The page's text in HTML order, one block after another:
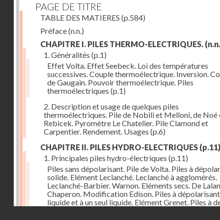
PAGE DE TITRE
TABLE DES MATIERES (p.584)
Préface(n.n.)
CHAPITRE I. PILES THERMO-ELECTRIQUES.
1. Généralités (p.1)
Effet Volta. Effet Seebeck. Loi des températures
successives. Couple thermoélectrique. Inversion.
de Gaugain. Pouvoir thermoélectrique. Piles
thermoélectriques (p.1)
2. Description et usage de quelques piles
thermoélectriques. Pile de Nobili et Melloni, de Noé
Rebicek. Pyromètre Le Chatelier. Pile Clamond et
Carpentier. Rendement. Usages (p.6)
CHAPITRE II. PILES HYDRO-ELECTRIQUES (p.11)
1. Principales piles hydro-électriques (p.11)
Piles sans dépolarisant. Pile de Volta. Piles à
solide. Elément Leclanché. Leclanché à agglomérés.
Leclanché-Barbier. Warnon. Eléments secs. De
Chaperon. Modification Edison. Piles à dépolarisant
liquide et à un seul liquide. Elément Grenet. Piles à